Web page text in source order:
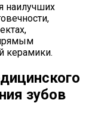
наилучших
керамики.
зубов